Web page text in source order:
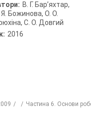
В. Г. Бар’яхтар,
Божинова, О. О.
С. О. Довгий
2016
Частина 6. Основи